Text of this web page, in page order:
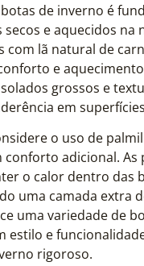
de inverno é
e aquecidos na
com lã natural de
e
grossos e
em
o uso de
conforto adicional. As
o calor dentro das
uma camada extra
uma variedade de
estilo e
rigoroso.